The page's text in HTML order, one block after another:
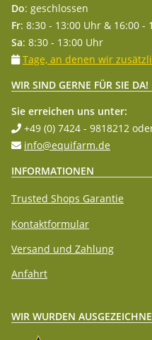
Do: geschlossen
Fr: 8:30 - 13:00 Uhr & 16:00 -
Sa: 8:30 - 13:00 Uhr
Tage, an denen wir
WIR SIND GERNE FÜR SIE DA!
Sie erreichen uns unter:
+49 (0) 7424 - 9818212
info@equifarm.de
INFORMATIONEN
Trusted Shops Garantie
Kontaktformular
Versand und Zahlung
Anfahrt
WIR WURDEN